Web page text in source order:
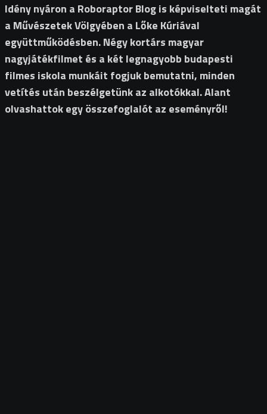
Idény nyáron a Roboraptor Blog is képviselteti magát
a Művészetek Völgyében a Lőke Kúriával
együttműködésben. Négy kortárs magyar
nagyjátékfilmet és a két legnagyobb budapesti
filmes iskola munkáit fogjuk bemutatni, minden
vetítés után beszélgetünk az alkotókkal. Alant
olvashattok egy összefoglalót az eseményről!